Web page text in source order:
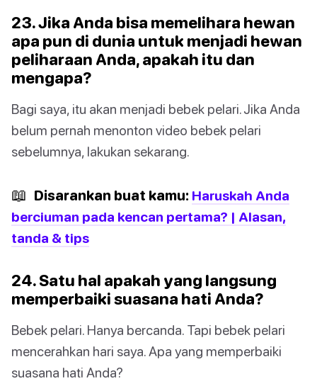
23. Jika Anda bisa memelihara hewan
apa pun di dunia untuk menjadi hewan
peliharaan Anda, apakah itu dan
mengapa?
Bagi saya, itu akan menjadi bebek pelari. Jika Anda
belum pernah menonton video bebek pelari
sebelumnya, lakukan sekarang.
📖 Disarankan buat kamu: Haruskah Anda
berciuman pada kencan pertama? | Alasan,
tanda & tips
24. Satu hal apakah yang langsung
memperbaiki suasana hati Anda?
Bebek pelari. Hanya bercanda. Tapi bebek pelari
mencerahkan hari saya. Apa yang memperbaiki
suasana hati Anda?